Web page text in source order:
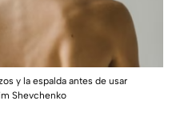
y la espalda antes de usar
Shevchenko